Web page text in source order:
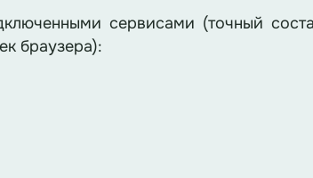
сервисами (точный
браузера):